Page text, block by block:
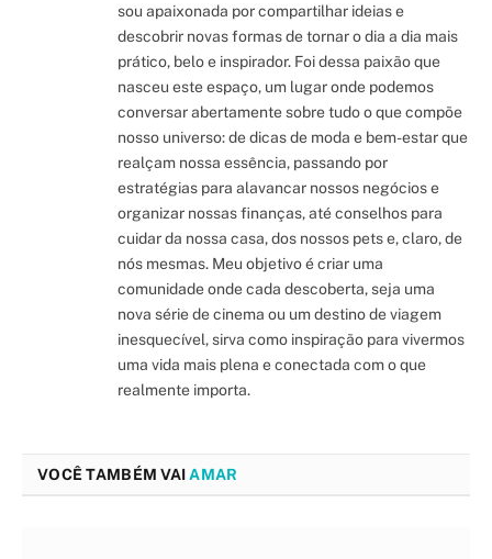
sou apaixonada por compartilhar ideias e
descobrir novas formas de tornar o dia a dia mais
prático, belo e inspirador. Foi dessa paixão que
nasceu este espaço, um lugar onde podemos
conversar abertamente sobre tudo o que compõe
nosso universo: de dicas de moda e bem-estar que
realçam nossa essência, passando por
estratégias para alavancar nossos negócios e
organizar nossas finanças, até conselhos para
cuidar da nossa casa, dos nossos pets e, claro, de
nós mesmas. Meu objetivo é criar uma
comunidade onde cada descoberta, seja uma
nova série de cinema ou um destino de viagem
inesquecível, sirva como inspiração para vivermos
uma vida mais plena e conectada com o que
realmente importa.
VOCÊ TAMBÉM VAI AMAR